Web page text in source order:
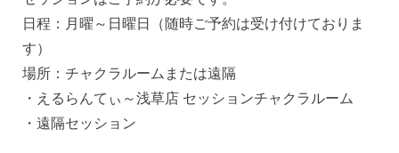
日程：月曜～日曜日（随時ご予約は受け付けておりま
す）
場所：チャクラルームまたは遠隔
・えるらんてぃ～浅草店 セッションチャクラルーム
・遠隔セッション